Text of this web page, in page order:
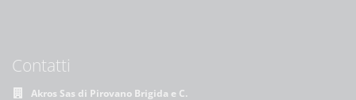
Contatti
Akros Sas di Pirovano Brigida e C.